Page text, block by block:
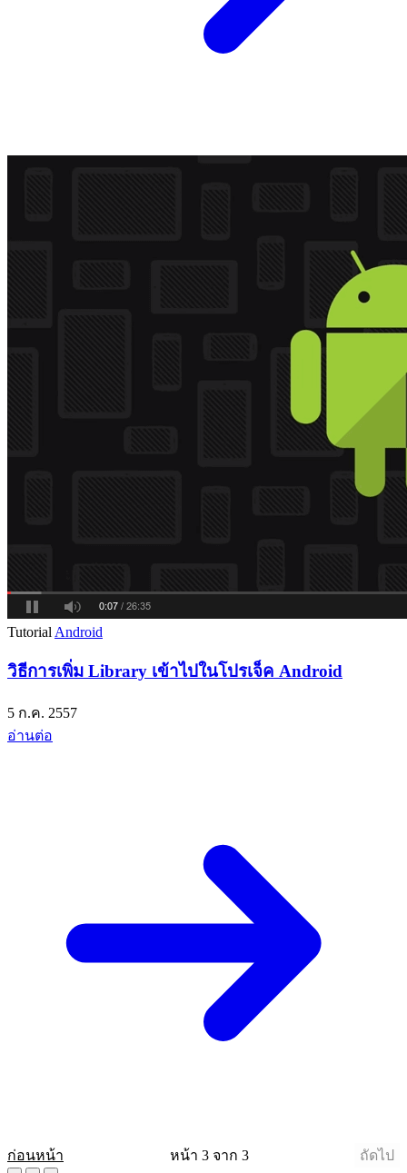
Tutorial Android
วิธีการเพิ่ม Library เข้าไปในโปรเจ็ค Android
5 ก.ค. 2557
อ่านต่อ
ก่อนหน้า หน้า 3 จาก 3 ถัดไป